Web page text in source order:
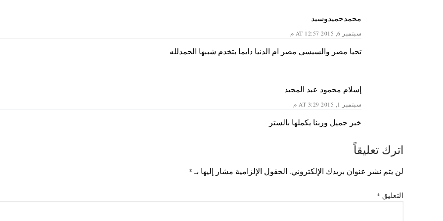
محمدحميدوسيد
سبتمبر 6, 2015 AT 12:57 م
تحيا مصر والسيسى مصر ام الدنيا دايما بتخدم شببها الحمدلله
إسلام محمود عبد المجيد
سبتمبر 1, 2015 AT 3:29 م
خبر جميل وربنا يكملها بالستر
اترك تعليقاً
لن يتم نشر عنوان بريدك الإلكتروني. الحقول الإلزامية مشار إليها بـ *
التعليق *